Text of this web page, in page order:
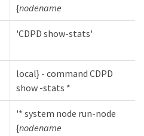
{nodename
'CDPD show-stats'
local} - command CDPD
show -stats *
'* system node run-node
{nodename